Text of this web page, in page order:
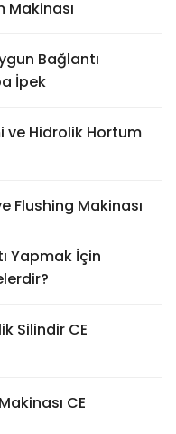
Makinası
Bağlantı
İpek
ve Hidrolik Hortum
Flushing Makinası
Yapmak İçin
Silindir CE
CE